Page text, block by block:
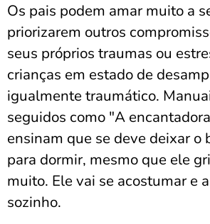
Os pais podem amar muito a
priorizarem outros
seus próprios traumas ou
crianças em estado de
igualmente traumático.
seguidos como "A
ensinam que se deve deixar o
para dormir, mesmo que ele
muito. Ele vai se acostumar e
sozinho.